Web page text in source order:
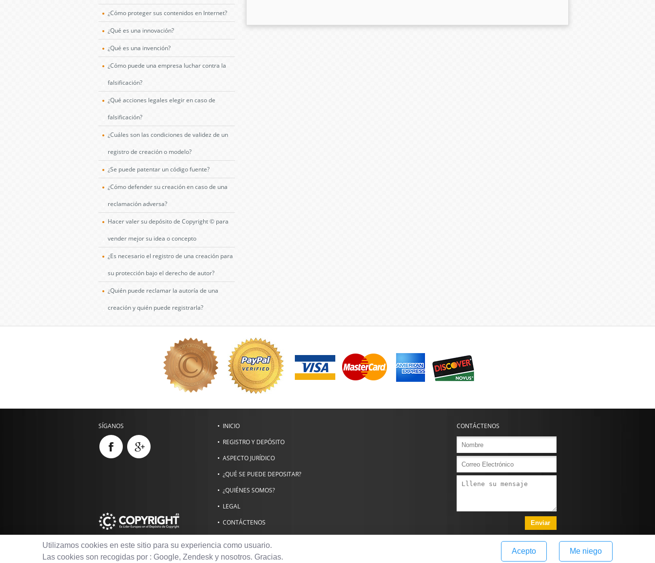
¿Cómo proteger sus contenidos en Internet?
¿Qué es una innovación?
¿Qué es una invención?
¿Cómo puede una empresa luchar contra la
falsificación?
¿Qué acciones legales elegir en caso de
falsificación?
¿Cuáles son las condiciones de validez de un
registro de creación o modelo?
¿Se puede patentar un código fuente?
¿Cómo defender su creación en caso de una
reclamación adversa?
Hacer valer su depósito de Copyright © para
vender mejor su idea o concepto
¿Es necesario el registro de una creación para
su protección bajo el derecho de autor?
¿Quién puede reclamar la autoría de una
creación y quién puede registrarla?
SÍGANOS
INICIO
REGISTRO Y DEPÓSITO
ASPECTO JURÍDICO
¿QUÉ SE PUEDE DEPOSITAR?
¿QUIÉNES SOMOS?
LEGAL
CONTÁCTENOS
CONTÁCTENOS
© Copyright 2001-2026 Copyright.es - Todos los Derechos Reservados -
Utilizamos cookies en este sitio para su experiencia como usuario.
Las cookies son recogidas por : Google, Zendesk y nosotros. Gracias.
Acepto Me niego